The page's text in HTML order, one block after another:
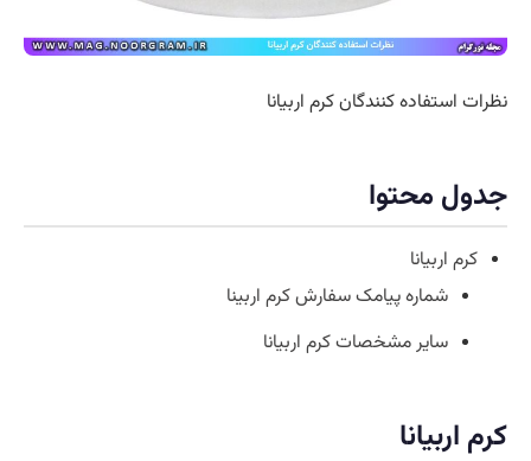
نظرات استفاده کنندگان کرم اربیانا
جدول محتوا
کرم اربیانا
شماره پیامک سفارش کرم اربینا
سایر مشخصات کرم اربیانا
کرم اربیانا